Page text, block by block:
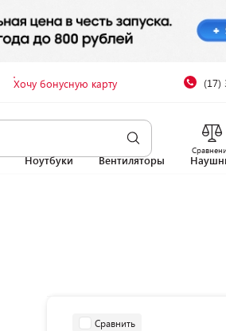
Хочу бонусную карту (17)
Ноутбуки Вентиляторы
Сравнить